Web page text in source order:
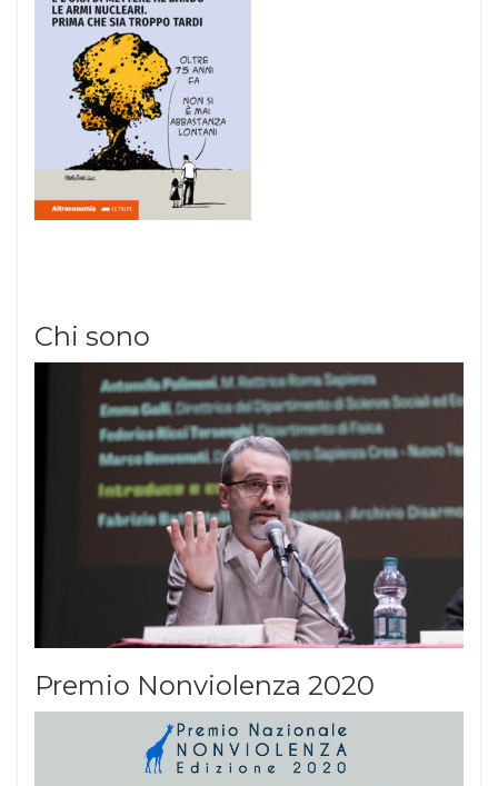
Chi sono
Premio Nonviolenza 2020